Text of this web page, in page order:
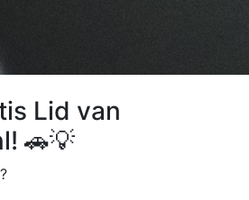
Lid van
🚗💡